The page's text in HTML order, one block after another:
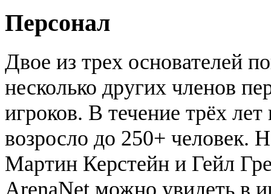
Персонал
Двое из трех основателей
несколько других членов
игроков. В течение трёх
возросло до 250+ человек.
Мартин Керстейн и Гейл